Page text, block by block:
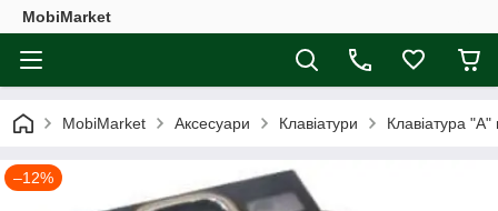
MobiMarket
MobiMarket Аксесуари Клавіатури Клавіатура "A"
–12%